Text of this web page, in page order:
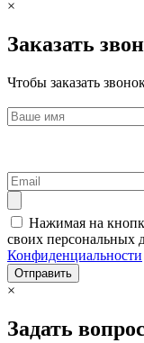
×
Заказать
Чтобы заказать
Нажимая на
своих персональных
Конфиденциальности
Отправить
×
Задать вопрос